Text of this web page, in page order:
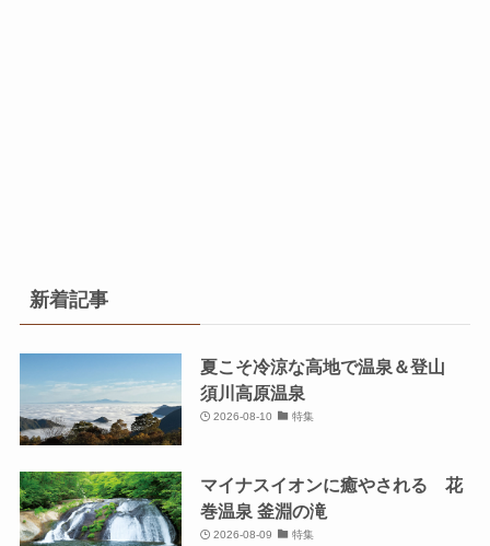
新着記事
夏こそ冷涼な高地で温泉＆登山
須川高原温泉
2026-08-10 特集
マイナスイオンに癒やされる 花
巻温泉 釜淵の滝
2026-08-09 特集